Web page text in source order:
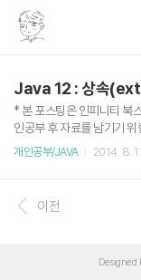
Java 12 : 상속
* 본 포스팅은 인피니티 북
인공부 후 자료를 남기기
다. 상속(extends,
speed; public int
ed) { this.speed =
개인공부/JAVA 2014. 8.
이전
Designed